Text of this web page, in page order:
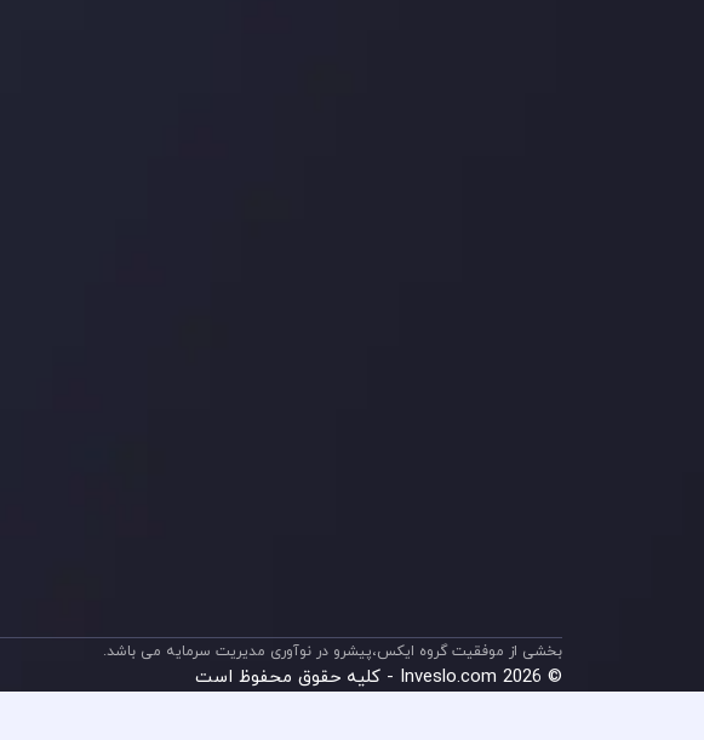
بخشی از موفقیت گروه ایکس،پیشرو در نوآوری مدیریت سرمایه می باشد.
© 2026 Inveslo.com - کلیه حقوق محفوظ است